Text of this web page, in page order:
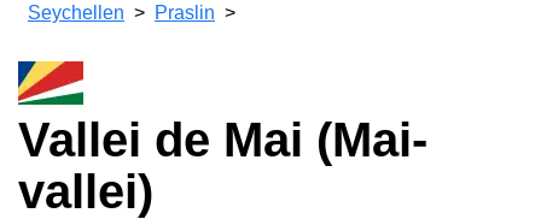
Seychellen
Praslin
Vallei de Mai (Mai-
vallei)